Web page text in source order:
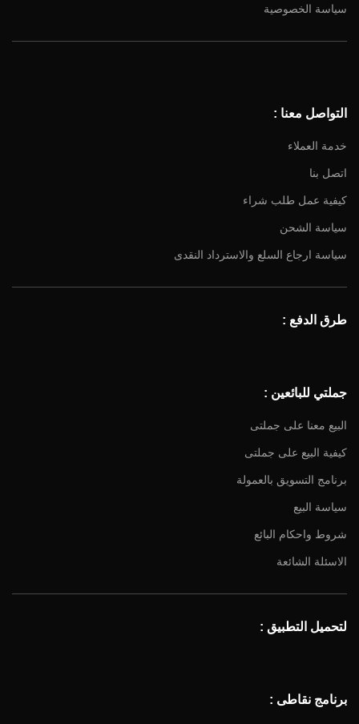
سياسة الخصوصية
التواصل معنا :
خدمة العملاء
اتصل بنا
كيفية عمل طلب شراء
سياسة الشحن
سياسة ارجاع السلع والاسترداد النقدى
طرق الدفع :
جملتي للبائعين :
البيع معنا على جملتى
كيفية البيع على جملتى
برنامج التسويق بالعمولة
سياسة البيع
شروط واحكام البائع
الاسئلة الشائعة
لتحميل التطبيق :
برنامج نقاطى :
Facebook
YouTube
Email